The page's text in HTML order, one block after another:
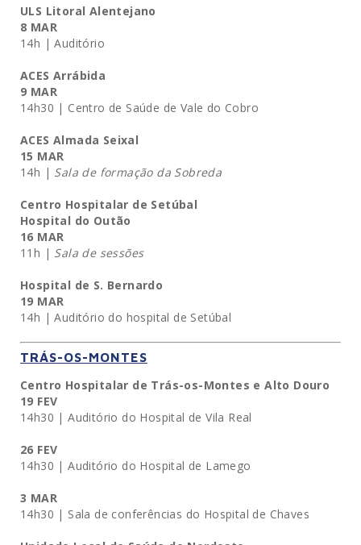
ULS Litoral Alentejano
8 MAR
14h | Auditório
ACES Arrábida
9 MAR
14h30 | Centro de Saúde de Vale do Cobro
ACES Almada Seixal
15 MAR
14h | Sala de formação da Sobreda
Centro Hospitalar de Setúbal
Hospital do Outão
16 MAR
11h | Sala de sessões
Hospital de S. Bernardo
19 MAR
14h | Auditório do hospital de Setúbal
TRÁS-OS-MONTES
Centro Hospitalar de Trás-os-Montes e Alto Douro
19 FEV
14h30 | Auditório do Hospital de Vila Real
26 FEV
14h30 | Auditório do Hospital de Lamego
3 MAR
14h30 | Sala de conferências do Hospital de Chaves